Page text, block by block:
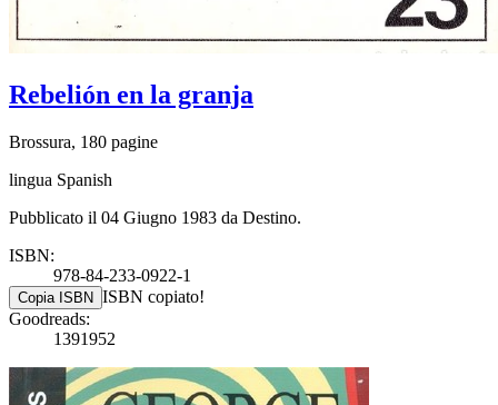
Rebelión en la granja
Brossura, 180 pagine
lingua Spanish
Pubblicato il 04 Giugno 1983 da Destino.
ISBN:
978-84-233-0922-1
Copia ISBN ISBN copiato!
Goodreads:
1391952